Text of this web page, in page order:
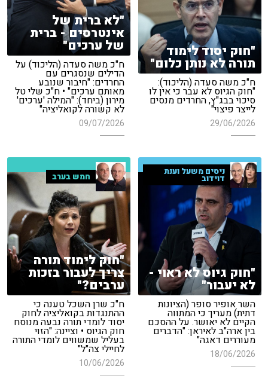
"לא ברית של
אינטרסים - ברית
של ערכים"
ח"כ משה סעדה (הליכוד) על
הדילים שנסגרים עם
החרדים: "חיבור שנובע
מאותם ערכים" • ח"כ שלי טל
מירון (ביחד): "המילה 'ערכים'
לא קשורה לקואליציה"
09/07/2026
"חוק יסוד לימוד
תורה לא נותן כלום"
ח"כ משה סעדה (הליכוד):
"חוק הגיוס לא עבר כי אין לו
סיכוי בבג"ץ, החרדים מנסים
לייצר פיצוי"
29/06/2026
ניסים משעל וענת
דוידוב
"חוק גיוס לא ראוי -
לא יעבור"
השר אופיר סופר (הציונות
דתית) מעריך כי המתווה
הקיים לא יאושר. על ההסכם
בין ארה"ב לאיראן: "הדברים
מעוררים דאגה"
18/06/2026
חמש בערב
"חוק לימוד תורה
צריך לעבור בזכות
ערבים?"
ח"כ שרן השכל טענה כי
ההתנגדות בקואליציה לחוק
יסוד לומדי תורה נבעה מנוסח
חוק הגיוס • וציינה: "הזוי
בעליל שמשווים לומדי התורה
לחיילי צה"ל"
10/06/2026